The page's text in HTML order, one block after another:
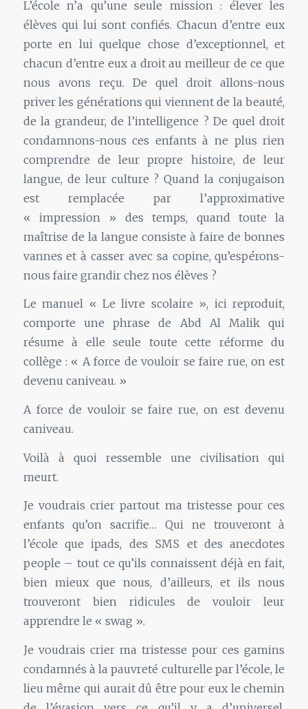
L’école n’a qu’une seule mission : élever les
élèves qui lui sont confiés. Chacun d’entre eux
porte en lui quelque chose d’exceptionnel, et
chacun d’entre eux a droit au meilleur de ce que
nous avons reçu. De quel droit allons-nous
priver les générations qui viennent de la beauté,
de la grandeur, de l’intelligence ? De quel droit
condamnons-nous ces enfants à ne plus rien
comprendre de leur propre histoire, de leur
langue, de leur culture ? Quand la conjugaison
est remplacée par l’approximative
« impression » des temps, quand toute la
maîtrise de la langue consiste à faire de bonnes
vannes et à casser avec sa copine, qu’espérons-
nous faire grandir chez nos élèves ?
Le manuel « Le livre scolaire », ici reproduit,
comporte une phrase de Abd Al Malik qui
résume à elle seule toute cette réforme du
collège : « A force de vouloir se faire rue, on est
devenu caniveau. »
A force de vouloir se faire rue, on est devenu
caniveau.
Voilà à quoi ressemble une civilisation qui
meurt.
Je voudrais crier partout ma tristesse pour ces
enfants qu’on sacrifie… Qui ne trouveront à
l’école que ipads, des SMS et des anecdotes
people – tout ce qu’ils connaissent déjà en fait,
bien mieux que nous, d’ailleurs, et ils nous
trouveront bien ridicules de vouloir leur
apprendre le « swag ».
Je voudrais crier ma tristesse pour ces gamins
condamnés à la pauvreté culturelle par l’école, le
lieu même qui aurait dû être pour eux le chemin